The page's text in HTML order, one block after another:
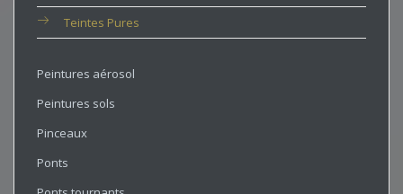
Teintes Pures
Peintures aérosol
Peintures sols
Pinceaux
Ponts